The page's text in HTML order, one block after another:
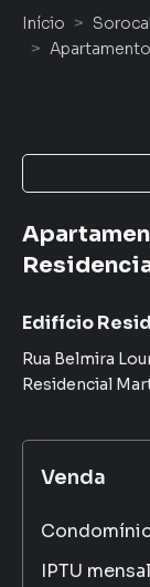
Início
Apartamento
Edifício
Rua Belmira
Residencial
Venda
IPTU mensal